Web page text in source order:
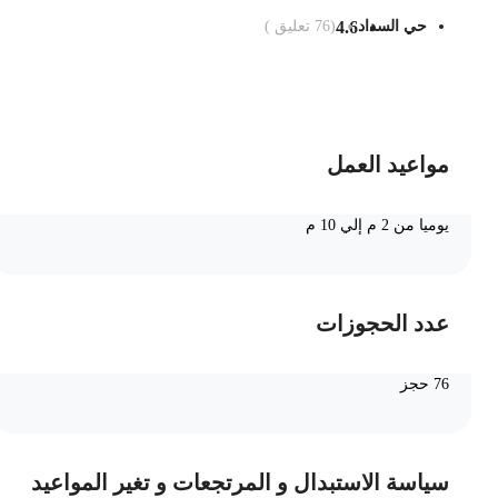
حي السداد4.6
(
76تعليق )
مواعيد العمل
يوميا من 2 م إلي 10 م
عدد الحجوزات
سياسة الاستبدال و المرتجعات و تغير المواعيد